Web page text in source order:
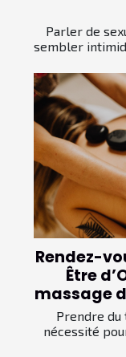
Parler de
sembler
Rendez-
Être
massage
Prendre du
nécessité